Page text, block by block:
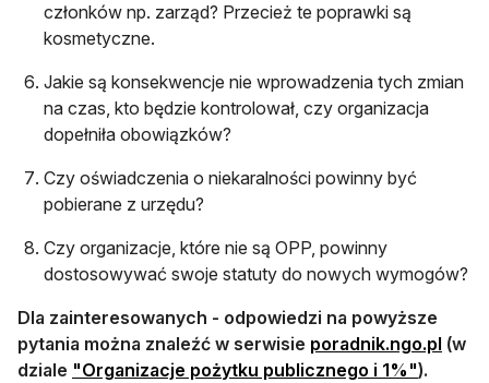
członków np. zarząd? Przecież te poprawki są
kosmetyczne.
Jakie są konsekwencje nie wprowadzenia tych zmian
na czas, kto będzie kontrolował, czy organizacja
dopełniła obowiązków?
Czy oświadczenia o niekaralności powinny być
pobierane z urzędu?
Czy organizacje, które nie są OPP, powinny
dostosowywać swoje statuty do nowych wymogów?
Dla zainteresowanych - odpowiedzi na powyższe
pytania można znaleźć w serwisie poradnik.ngo.pl (w
dziale "otwiera się w nowej karcie
Organizacje pożytku publicznego i 1%"otwiera
).